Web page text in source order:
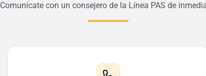
Comunícate con un consejero de la Línea PAS de